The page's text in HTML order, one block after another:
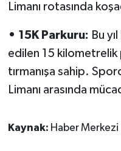
Limanı rotasında
• 15K Parkuru: Bu
edilen 15
tırmanışa sahip.
Limanı arasında
Kaynak: Haber Merkezi